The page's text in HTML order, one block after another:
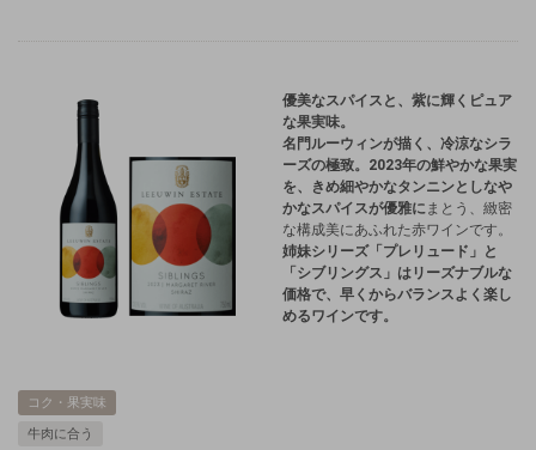
優美なスパイスと、紫に輝くピュア
な果実味。
名門ルーウィンが描く、冷涼なシラ
ーズの極致。2023年の鮮やかな果実
を、きめ細やかなタンニンとしなや
かなスパイスが優雅にまとう、緻密
な構成美にあふれた赤ワインです。
姉妹シリーズ「プレリュード」と
「シブリングス」はリーズナブルな
価格で、早くからバランスよく楽し
めるワインです。
コク・果実味
牛肉に合う